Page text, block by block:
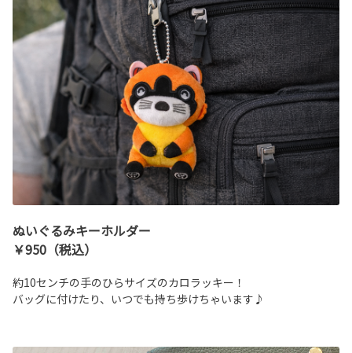
ぬいぐるみキーホルダー
￥950（税込）
約10センチの手のひらサイズのカロラッキー！
バッグに付けたり、いつでも持ち歩けちゃいます♪